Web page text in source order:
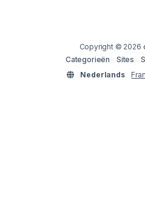
Copyright © 2026
Categorieën
Sites
Nederlands